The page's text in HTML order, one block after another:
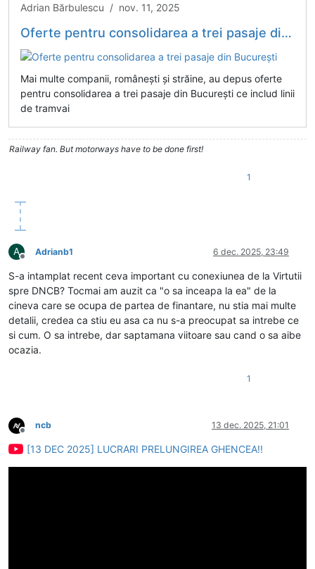
Adrian Bărbulescu / nov. 11, 2025
Oferte pentru consolidarea a trei pasaje din București
Mai multe companii, românești și străine, au depus oferte
pentru consolidarea a trei pasaje din București ce includ linii
de tramvai
Railway fan. But motorways have to be done first!
1
A
Deconectat
Adrianb1 6 dec. 2025, 23:49
S-a intamplat recent ceva important cu conexiunea de la Virtutii
spre DNCB? Tocmai am auzit ca "o sa inceapa la ea" de la
cineva care se ocupa de partea de finantare, nu stia mai multe
detalii, credea ca stiu eu asa ca nu s-a preocupat sa intrebe ce
si cum. O sa intrebe, dar saptamana viitoare sau cand o sa aibe
ocazia.
1
Deconectat
ncb 13 dec. 2025, 21:01
[13 DEC 2025] LUCRARI PRELUNGIREA GHENCEA!!